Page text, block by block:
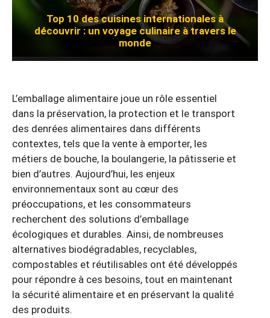
Top 10 des cuisines internationales à
découvrir : un voyage culinaire à travers le
monde
L’emballage alimentaire joue un rôle essentiel
dans la préservation, la protection et le transport
des denrées alimentaires dans différents
contextes, tels que la vente à emporter, les
métiers de bouche, la boulangerie, la pâtisserie et
bien d’autres. Aujourd’hui, les enjeux
environnementaux sont au cœur des
préoccupations, et les consommateurs
recherchent des solutions d’emballage
écologiques et durables. Ainsi, de nombreuses
alternatives biodégradables, recyclables,
compostables et réutilisables ont été développés
pour répondre à ces besoins, tout en maintenant
la sécurité alimentaire et en préservant la qualité
des produits.